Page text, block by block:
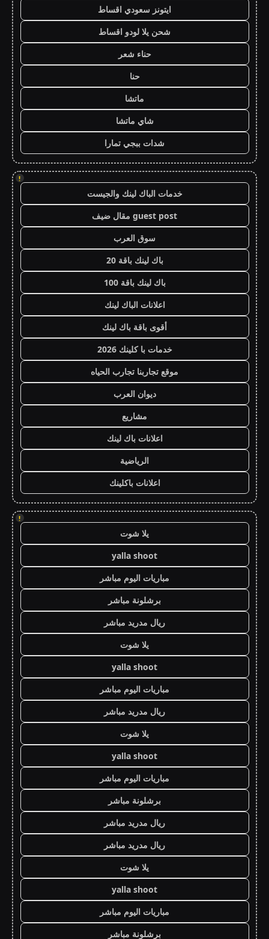
ايتونز سعودي اقساط
شحن يلا لودو اقساط
حناء شعر
حنا
ماتشا
شاي ماتشا
شدات ببجي تمارا
!
خدمات الباك لينك والجيست
guest post مقال ضيف
سوق العرب
باك لينك باقة 20
باك لينك باقة 100
اعلانات الباك لينك
أقوى باقة باك لينك
خدمات با كلينك 2026
موقع تجاربنا تجارب الحياه
ديوان العرب
مشاريع
اعلانات باك لينك
الرياضية
اعلانات باكلينك
!
يلا شوت
yalla shoot
مباريات اليوم مباشر
برشلونة مباشر
ريال مدريد مباشر
يلا شوت
yalla shoot
مباريات اليوم مباشر
ريال مدريد مباشر
يلا شوت
yalla shoot
مباريات اليوم مباشر
برشلونة مباشر
ريال مدريد مباشر
ريال مدريد مباشر
يلا شوت
yalla shoot
مباريات اليوم مباشر
برشلونة مباشر